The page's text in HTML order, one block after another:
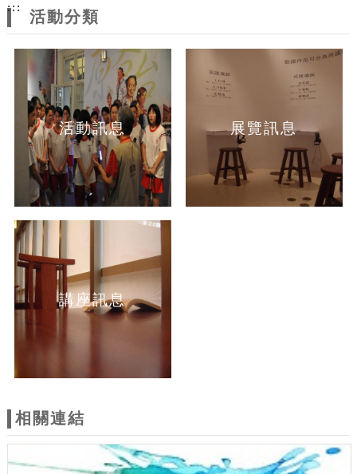
:::
活動分類
活動訊息 展覽訊息
講座訊息
相關連結